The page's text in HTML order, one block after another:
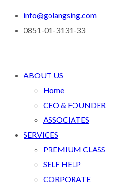
info@golangsing.com
0851-01-3131-33
ABOUT US
Home
CEO & FOUNDER
ASSOCIATES
SERVICES
PREMIUM CLASS
SELF HELP
CORPORATE